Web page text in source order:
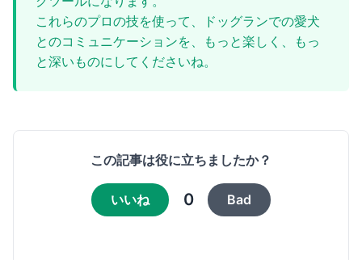
これらのプロの技を使って、ドッグランでの愛犬
とのコミュニケーションを、もっと楽しく、もっ
と深いものにしてくださいね。
この記事は役に立ちましたか？
いいね 0 Bad